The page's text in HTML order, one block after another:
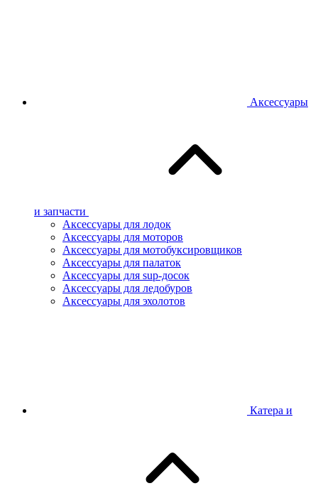
Аксессуары
и запчасти
Аксессуары для лодок
Аксессуары для моторов
Аксессуары для мотобуксировщиков
Аксессуары для палаток
Аксессуары для sup-досок
Аксессуары для ледобуров
Аксессуары для эхолотов
Катера и